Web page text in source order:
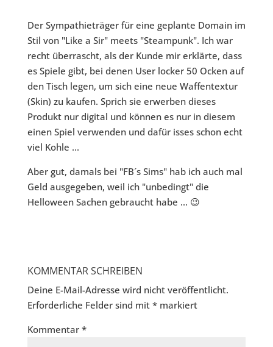
Der Sympathieträger für eine geplante Domain im
Stil von "Like a Sir" meets "Steampunk". Ich war
recht überrascht, als der Kunde mir erklärte, dass
es Spiele gibt, bei denen User locker 50 Ocken auf
den Tisch legen, um sich eine neue Waffentextur
(Skin) zu kaufen. Sprich sie erwerben dieses
Produkt nur digital und können es nur in diesem
einen Spiel verwenden und dafür isses schon echt
viel Kohle ...
Aber gut, damals bei "FB´s Sims" hab ich auch mal
Geld ausgegeben, weil ich "unbedingt" die
Helloween Sachen gebraucht habe ... 😉
KOMMENTAR SCHREIBEN
Deine E-Mail-Adresse wird nicht veröffentlicht.
Erforderliche Felder sind mit *markiert
Kommentar *